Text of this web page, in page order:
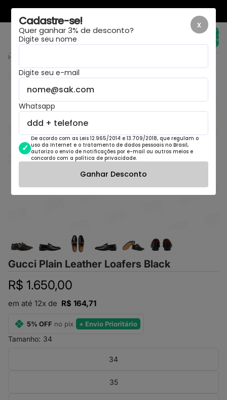
LAYOUT NOVO, MESMA LOJA
Total de
itens no
carrinho:
0
Home
Gucci Plain Leather Loafers Black
R$ 1.650,00
em até 12x de R$ 164,71
5% OFF no pix + Envio Prioritário
Tamanho: 34
34
35
x
Cadastre-se!
Quer ganhar 3% de desconto?
Digite seu nome
Digite seu e-mail
Whatsapp
De acordo com as Leis 12.965/2014 e 13.709/2018, que regulam o
uso da Internet e o tratamento de dados pessoais no Brasil,
autorizo o envio de notificações por e-mail ou outros meios e
concordo com a política de privacidade.
Ganhar Desconto